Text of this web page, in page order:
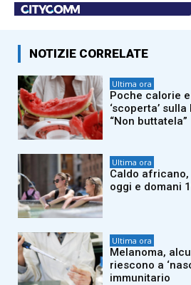
NOTIZIE CORRELATE
Ultima ora
Poche calorie
‘scoperta’
“Non buttatela”
Ultima ora
Caldo africano,
oggi e domani
Ultima ora
Melanoma,
riescono a
immunitario